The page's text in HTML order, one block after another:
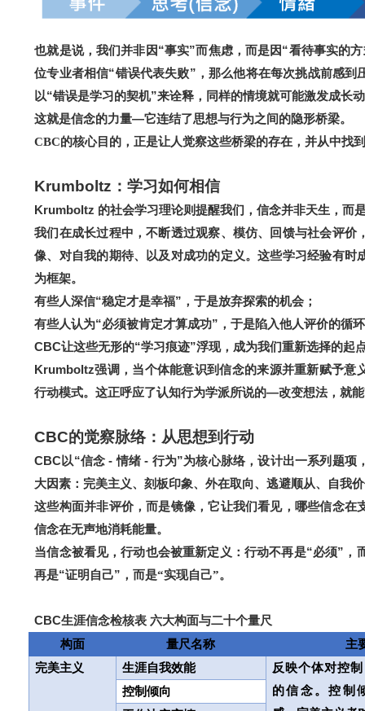
也就是说，我们并非因“事实”而焦虑，而是因“看待事实的
位专业者相信“错误代表失败”，那么他将在每次挑战前感到
以“错误是学习的契机”来诠释，同样的情境就可能激发成长
这就是信念的力量—它连结了思想与行为之间的隐形桥梁。
CBC的核心目的 ，正是让人觉察这些桥梁的存在，并从中找
Krumboltz ：学习如何相信
Krumboltz 的社会学习理论则提醒我们，信念并非天生，而
我们在成长过程中，不断透过观察、模仿、回馈与社会评价
像、对自我的期待、以及对成功的定义。这些学习经验有时
为框架。
有些人深信“稳定才是幸福”，于是放弃探索的机会；
有些人认为“必须被肯定才算成功”，于是陷入他人评价的循
CBC让这些无形的“学习痕迹”浮现，成为我们重新选择的起
Krumboltz强调，当个体能意识到信念的来源并重新赋予意
行动模式。这正呼应了认知行为学派所说的—改变想法，就
CBC的觉察脉络：从思想到行动
CBC以“信念 - 情绪 - 行为”为核心脉络，设计出一系列题项
大因素：完美主义、刻板印象、外在取向、逃避顺从、自我
这些构面并非评价，而是镜像，它让我们看见，哪些信念在
信念在无声地消耗能量。
当信念被看见，行动也会被重新定义：行动不再是“必须”，
再是“证明自己”，而是“实现自己”。
CBC生涯信念检核表 六大构面与二十个量尺
构面 量尺名称
主
完美主义
生涯自我效能
反映个体对控
的信念。控制
控制倾向